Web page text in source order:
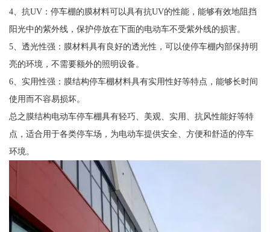
4、抗UV：停车棚的膜材料可以具有抗UV的性能，能够有效地阻挡
阳光中的紫外线，保护停放在下面的电动车不受紫外线的损害。
5、透光性强：膜材料具有良好的透光性，可以使停车棚内部保持明
亮的环境，不需要额外的照明设备。
6、实用性强：膜结构停车棚材料具有实用性好等特点，能够长时间
使用而不容易损坏。
总之膜结构电动车停车棚具有轻巧、美观、实用、抗风性能好等特
点，适合用于各类停车场，为电动车提供安全、方便和舒适的停车
环境。